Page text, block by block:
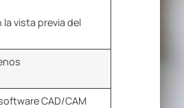
la vista previa del
CAD/CAM